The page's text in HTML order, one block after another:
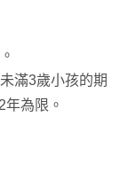
滿3歲小孩的期
為限。